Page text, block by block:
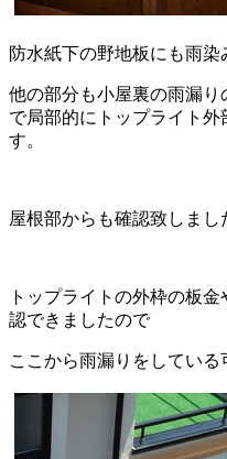
防水紙下の野地板にも雨染
他の部分も小屋裏の雨漏
で局部的にトップライト
す。
屋根部からも確認致しまし
トップライトの外枠の板
認できましたので
ここから雨漏りをしている